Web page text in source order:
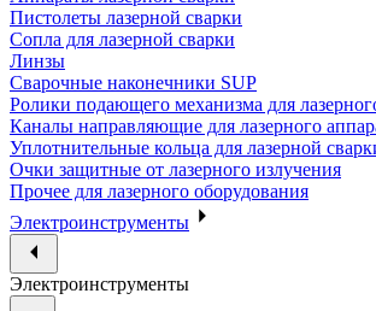
Пистолеты лазерной сварки
Сопла для лазерной сварки
Линзы
Сварочные наконечники SUP
Ролики подающего механизма для
Каналы направляющие для лазерного
Уплотнительные кольца для лазерной
Очки защитные от лазерного излучения
Прочее для лазерного оборудования
Электроинструменты
Электроинструменты